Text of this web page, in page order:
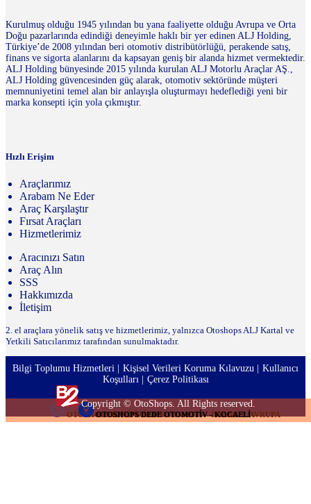
OTOSHOPS KATİPOĞLU OTOMOTİV - İSTANBUL AVRUPA
OTOSHOPS DEDE OTOMOTİV - KOCAELİ
OTOSHOPS DEDE OTOMOTİV - KOCAELİ
OTOSHOPS DEDE OTOMOTİV - KOCAELİ
Kurulmuş olduğu 1945 yılından bu yana faaliyette olduğu Avrupa ve Orta
Doğu pazarlarında edindiği deneyimle haklı bir yer edinen ALJ Holding,
Türkiye’de 2008 yılından beri otomotiv distribütörlüğü, perakende satış,
finans ve sigorta alanlarını da kapsayan geniş bir alanda hizmet vermektedir.
ALJ Holding bünyesinde 2015 yılında kurulan ALJ Motorlu Araçlar AŞ.,
ALJ Holding güvencesinden güç alarak, otomotiv sektöründe müşteri
memnuniyetini temel alan bir anlayışla oluşturmayı hedeflediği yeni bir
marka konsepti için yola çıkmıştır.
Hızlı Erişim
Araçlarımız
Arabam Ne Eder
Araç Karşılaştır
Fırsat Araçları
Hizmetlerimiz
Aracınızı Satın
Araç Alın
SSS
Hakkımızda
İletişim
2. el araçlara yönelik satış ve hizmetlerimiz, yalnızca Otoshops ALJ Kartal ve
Yetkili Satıcılarımız tarafından sunulmaktadır.
Copyright © OtoShops. All Rights reserved.
Bilgi Toplumu Hizmetleri Kişisel Verileri Koruma Kılavuzu
Kullanıcı
Koşulları
Çerez Politikası